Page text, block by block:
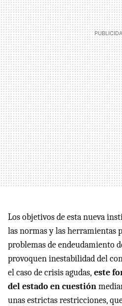
Los objetivos de esta nueva
las normas y las herramientas
problemas de endeudamiento
provoquen inestabilidad del
el caso de crisis agudas, este
del estado en cuestión
unas estrictas restricciones,